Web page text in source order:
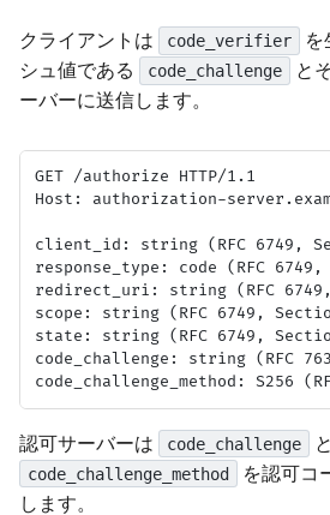
クライアントは code_verifier
を
シュ値である
code_challenge
と
ーバーに送信します。
GET /authorize HTTP/1.1
Host: authorization-
client_id: string (RFC 6749,
response_type: code (RFC
redirect_uri: string (RFC
scope: string (RFC 6749,
state: string (RFC 6749,
code_challenge: string (RFC
認可サーバーは code_challenge と
code_challenge_method
を認可コ
します。